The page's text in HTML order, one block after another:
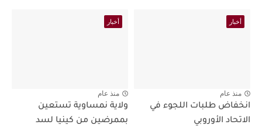
أخبار
منذ عام
انخفاض طلبات اللجوء في
الاتحاد الأوروبي
أخبار
منذ عام
ولاية نمساوية تستعين
بممرضين من كينيا لسد